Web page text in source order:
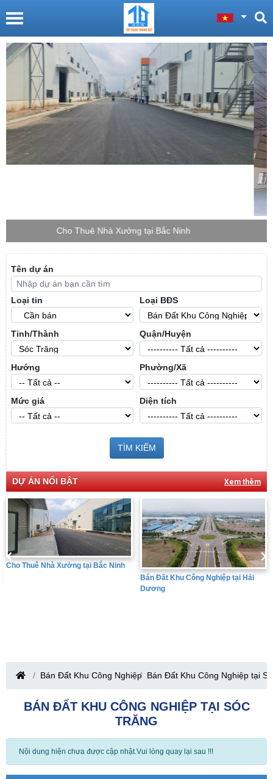
Cho Thuê Nhà Xưởng tại Bắc Giang
Tên dự án
Loại tin Loại BĐS
Tỉnh/Thành Quận/Huyện
Hướng Phường/Xã
Mức giá Diện tích
TÌM KIẾM
DỰ ÁN NỔI BẬT Xem thêm
Bán Đất Khu Công Nghiệp tại Hưng
Yên
Bán Đất Khu Công Nghiệp Bán Đất Khu Công Nghiệp tại
BÁN ĐẤT KHU CÔNG NGHIỆP TẠI SÓC
TRĂNG
Nội dung hiện chưa được cập nhật.Vui lòng quay lại sau !!!